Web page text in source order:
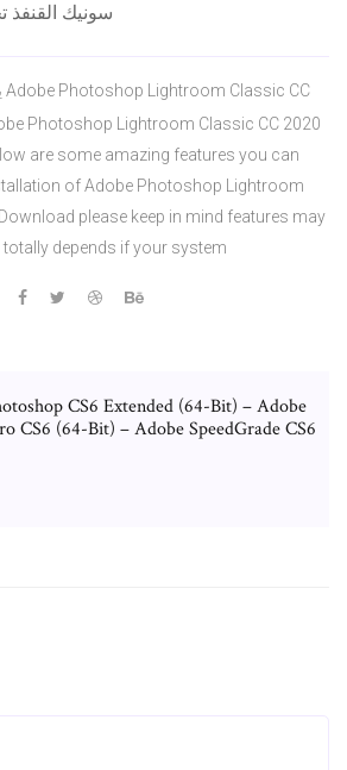
سونيك القنفذ
Photoshop Lightroom Classic CC 2020
are some amazing features you can
of Adobe Photoshop Lightroom
please keep in mind features may
totally depends if your system
CS6 Extended (64-Bit) – Adobe
CS6 (64-Bit) – Adobe SpeedGrade CS6